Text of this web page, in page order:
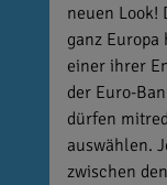
neuen Look!
ganz
einer ihrer
der Euro-
dürfen
auswählen.
zwischen